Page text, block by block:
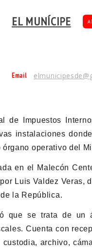
EL MUNÍCIPE
Email
de Impuestos
instalaciones
órgano operativo del
en el Malecón
Luis Valdez Veras,
la República.
que se trata de un
Cuenta con
archivo,